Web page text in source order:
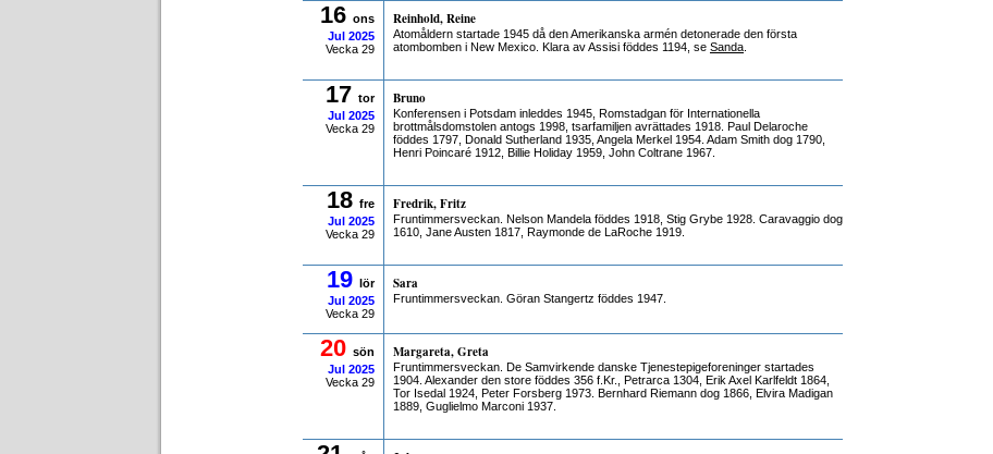
16 ons
Jul 2025
Vecka 29
Reinhold, Reine
Atomåldern startade 1945 då den Amerikanska armén detonerade den första
atombomben i New Mexico. Klara av Assisi föddes 1194, se Sanda
17 tor
Jul 2025
Vecka 29
Bruno
Konferensen i Potsdam inleddes 1945, Romstadgan för Internationella
brottmålsdomstolen antogs 1998, tsarfamiljen avrättades 1918. Paul Delaroche
föddes 1797, Donald Sutherland 1935, Angela Merkel 1954. Adam Smith dog 1790,
Henri Poincaré 1912, Billie Holiday 1959, John Coltrane 1967.
18 fre
Jul 2025
Vecka 29
Fredrik, Fritz
Fruntimmersveckan. Nelson Mandela föddes 1918, Stig Grybe 1928. Caravaggio dog
1610, Jane Austen 1817, Raymonde de LaRoche 1919.
19 lör
Jul 2025
Vecka 29
Sara
Fruntimmersveckan. Göran Stangertz föddes 1947.
20 sön
Jul 2025
Vecka 29
Margareta, Greta
Fruntimmersveckan. De Samvirkende danske Tjenestepigeforeninger startades
1904. Alexander den store föddes 356 f.Kr., Petrarca 1304, Erik Axel Karlfeldt 1864,
Tor Isedal 1924, Peter Forsberg 1973. Bernhard Riemann dog 1866, Elvira Madigan
1889, Guglielmo Marconi 1937.